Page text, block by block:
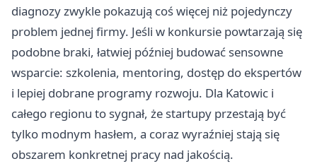
diagnozy zwykle pokazują coś więcej niż pojedynczy
problem jednej firmy. Jeśli w konkursie powtarzają się
podobne braki, łatwiej później budować sensowne
wsparcie: szkolenia, mentoring, dostęp do ekspertów
i lepiej dobrane programy rozwoju. Dla Katowic i
całego regionu to sygnał, że startupy przestają być
tylko modnym hasłem, a coraz wyraźniej stają się
obszarem konkretnej pracy nad jakością.